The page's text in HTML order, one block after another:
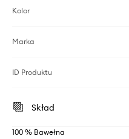
Kolor
Marka
ID Produktu
Skład
100 % Bawełna